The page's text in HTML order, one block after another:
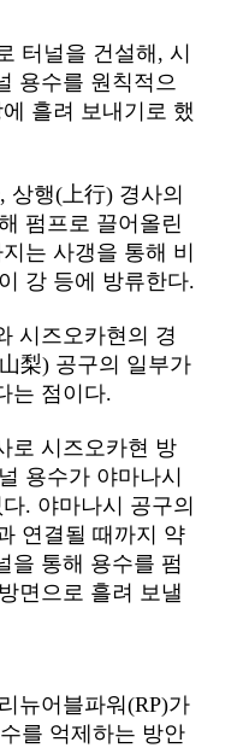
터널을 건설해, 시
용수를 원칙적으
흘려 보내기로 했
상행(上行) 경사의
펌프로 끌어올린
는 사갱을 통해 비
강 등에 방류한다.
시즈오카현의 경
梨) 공구의 일부가
는 점이다.
로 시즈오카현 방
용수가 야마나시
. 야마나시 공구의
연결될 때까지 약
을 통해 용수를 펌
면으로 흘려 보낼
뉴어블파워(RP)가
를 억제하는 방안